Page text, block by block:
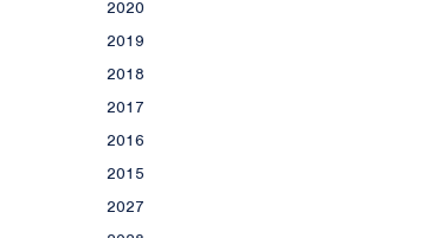
2020
2019
2018
2017
2016
2015
2027